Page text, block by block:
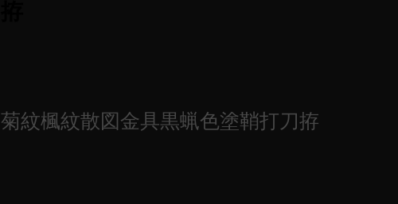
菊紋楓紋散図金具黒蝋色塗鞘打刀拵